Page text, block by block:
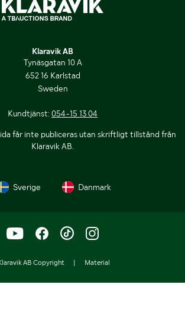
Klaravik AB
Tynäsgatan 10 A
652 16 Karlstad
Sweden
Kundtjänst: 054-15 13 04
får inte publiceras utan skriftligt tillstånd från
Klaravik AB.
Sverige Danmark
AB Copyright | Material